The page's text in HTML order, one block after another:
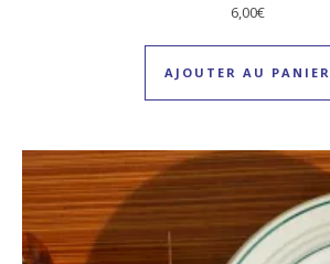
6,00€
AJOUTER AU PANIER